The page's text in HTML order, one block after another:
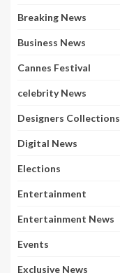
Breaking News
Business News
Cannes Festival
celebrity News
Designers Collections
Digital News
Elections
Entertainment
Entertainment News
Events
Exclusive News